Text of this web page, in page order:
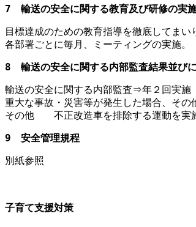
7　輸送の安全に関する教育及び研修の実
目標達成のための教育指導を徹底してまい
各部署ごとに毎月、ミーティングの実施。
8　輸送の安全に関する内部監査結果並び
輸送の安全に関する内部監査⇒年２回実施
重大な事故・災害等が発生した場合、そ
その他 不正改造車を排除する運動を実
9　安全管理規程
別紙参照
子育て支援対策